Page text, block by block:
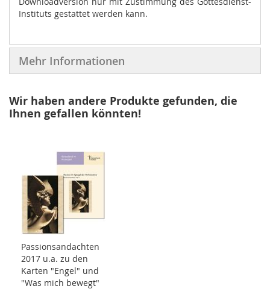
Instituts gestattet werden kann.
Mehr Informationen
Wir haben andere Produkte gefunden, die
Ihnen gefallen könnten!
Passionsandachten
2017 u.a. zu den
Karten "Engel" und
"Was mich bewegt"